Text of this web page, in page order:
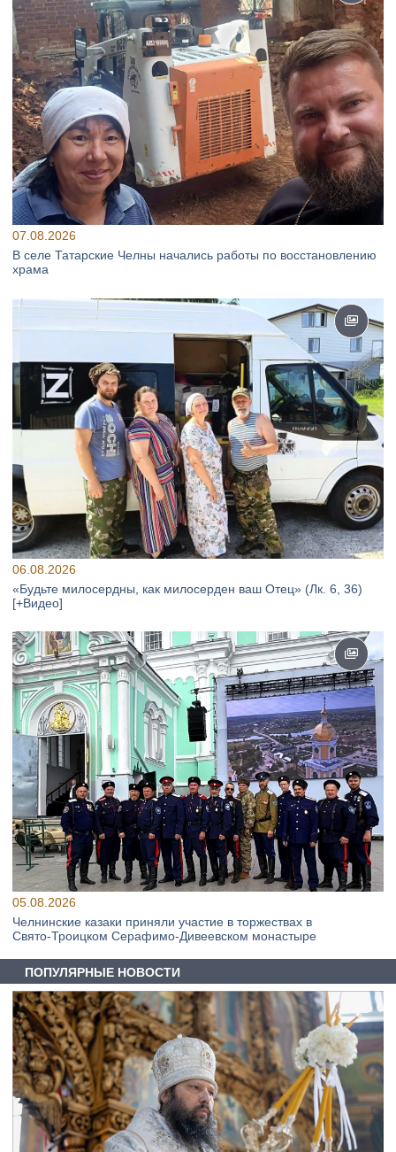
07.08.2026
В селе Татарские Челны начались работы по восстановлению
храма
06.08.2026
«Будьте милосердны, как милосерден ваш Отец» (Лк. 6, 36)
[+Видео]
05.08.2026
Челнинские казаки приняли участие в торжествах в
Свято‑Троицком Серафимо‑Дивеевском монастыре
ПОПУЛЯРНЫЕ НОВОСТИ